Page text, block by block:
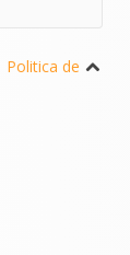
Politica de